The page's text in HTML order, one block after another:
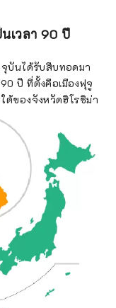
เวลา 90 ปี
จุบันได้รับสืบทอดมา
ปี ที่ตั้งคือเมืองฟุจู
ต้ของจังหวัดฮิโรชิม่า